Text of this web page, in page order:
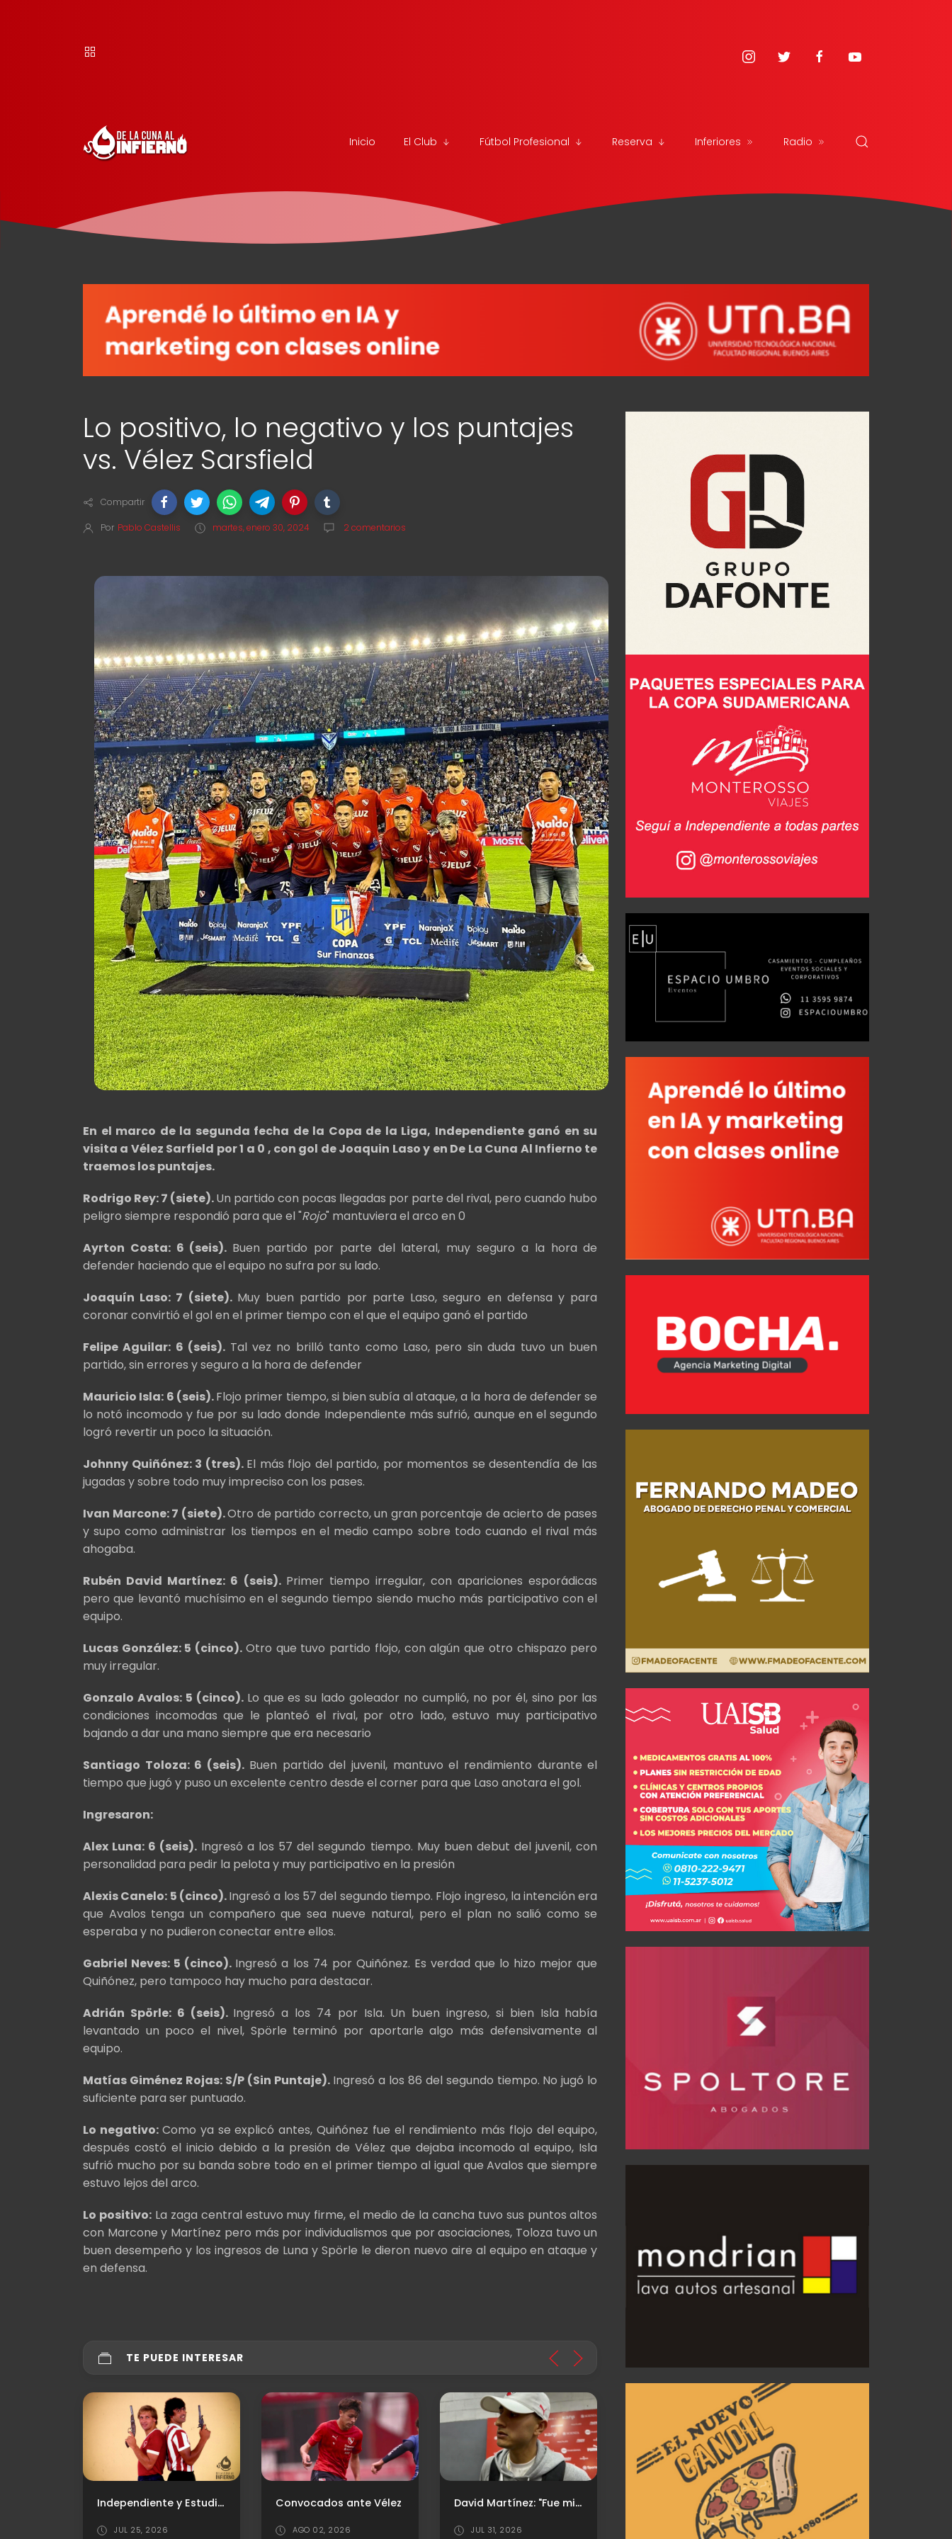
Inicio El Club Fútbol Profesional Reserva Inferiores Radio
Lo positivo, lo negativo y los puntajes
vs. Vélez Sarsfield
Compartir
Por Pablo Castellis martes, enero 30, 2024 2 comentarios
En el marco de la segunda fecha de la Copa de la Liga, Independiente ganó en su
visita a Vélez Sarfield por 1 a 0 , con gol de Joaquin Laso y en De La Cuna Al Infierno te
traemos los puntajes.
Rodrigo Rey: 7 (siete).Un partido con pocas llegadas por parte del rival, pero cuando hubo
peligro siempre respondió para que el "Rojo" mantuviera el arco en 0
Ayrton Costa: 6 (seis). Buen partido por parte del lateral, muy seguro a la hora de
defender haciendo que el equipo no sufra por su lado.
Joaquín Laso: 7 (siete). Muy buen partido por parte Laso, seguro en defensa y para
coronar convirtió el gol en el primer tiempo con el que el equipo ganó el partido
Felipe Aguilar: 6 (seis). Tal vez no brilló tanto como Laso, pero sin duda tuvo un buen
partido, sin errores y seguro a la hora de defender
Mauricio Isla: 6 (seis).Flojo primer tiempo, si bien subía al ataque, a la hora de defender se
lo notó incomodo y fue por su lado donde Independiente más sufrió, aunque en el segundo
logró revertir un poco la situación.
Johnny Quiñónez: 3 (tres). El más flojo del partido, por momentos se desentendía de las
jugadas y sobre todo muy impreciso con los pases.
Ivan Marcone: 7 (siete).Otro de partido correcto, un gran porcentaje de acierto de pases
y supo como administrar los tiempos en el medio campo sobre todo cuando el rival más
ahogaba.
Rubén David Martínez: 6 (seis). Primer tiempo irregular, con apariciones esporádicas
pero que levantó muchísimo en el segundo tiempo siendo mucho más participativo con el
equipo.
Lucas González: 5 (cinco). Otro que tuvo partido flojo, con algún que otro chispazo pero
muy irregular.
Gonzalo Avalos: 5 (cinco). Lo que es su lado goleador no cumplió, no por él, sino por las
condiciones incomodas que le planteó el rival, por otro lado, estuvo muy participativo
bajando a dar una mano siempre que era necesario
Santiago Toloza: 6 (seis). Buen partido del juvenil, mantuvo el rendimiento durante el
tiempo que jugó y puso un excelente centro desde el corner para que Laso anotara el gol.
Ingresaron:
Alex Luna: 6 (seis). Ingresó a los 57 del segundo tiempo. Muy buen debut del juvenil, con
personalidad para pedir la pelota y muy participativo en la presión
Alexis Canelo: 5 (cinco).Ingresó a los 57 del segundo tiempo. Flojo ingreso, la intención era
que Avalos tenga un compañero que sea nueve natural, pero el plan no salió como se
esperaba y no pudieron conectar entre ellos.
Gabriel Neves: 5 (cinco). Ingresó a los 74 por Quiñónez. Es verdad que lo hizo mejor que
Quiñónez, pero tampoco hay mucho para destacar.
Adrián Spörle: 6 (seis). Ingresó a los 74 por Isla. Un buen ingreso, si bien Isla había
levantado un poco el nivel, Spörle terminó por aportarle algo más defensivamente al
equipo.
Matías Giménez Rojas: S/P (Sin Puntaje). Ingresó a los 86 del segundo tiempo. No jugó lo
suficiente para ser puntuado.
Lo negativo: Como ya se explicó antes, Quiñónez fue el rendimiento más flojo del equipo,
después costó el inicio debido a la presión de Vélez que dejaba incomodo al equipo, Isla
sufrió mucho por su banda sobre todo en el primer tiempo al igual que Avalos que siempre
estuvo lejos del arco.
Lo positivo:La zaga central estuvo muy firme, el medio de la cancha tuvo sus puntos altos
con Marcone y Martínez pero más por individualismos que por asociaciones, Toloza tuvo un
buen desempeño y los ingresos de Luna y Spörle le dieron nuevo aire al equipo en ataque y
en defensa.
TE PUEDE INTERESAR
Independiente y Estudiantes: la rivalidad que marcó una época
JUL 25, 2026
Convocados ante Vélez
AGO 02, 2026
David Martínez: "Fue mi decisión volver a Independiente"
JUL 31, 2026
Concentradas vs. River
AGO 02, 2026